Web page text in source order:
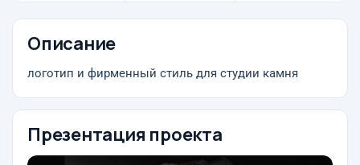
Описание
логотип и фирменный стиль для студии камня
Презентация проекта